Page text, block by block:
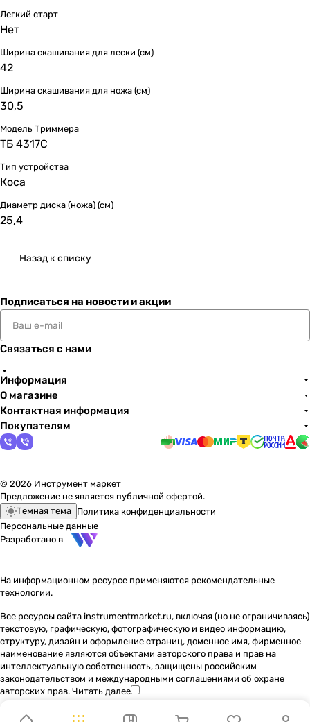
Легкий старт
Нет
Ширина скашивания для лески (см)
42
Ширина скашивания для ножа (см)
30,5
Модель Триммера
ТБ 4317С
Тип устройства
Коса
Диаметр диска (ножа) (см)
25,4
Назад к списку
Подписаться на новости и акции
Связаться с нами
Информация
О магазине
Контактная информация
Покупателям
© 2026 Инструмент маркет
Предложение не является публичной офертой.
Темная тема Политика конфиденциальности
Персональные данные
Разработано в
На информационном ресурсе применяются рекомендательные
технологии.
Все ресурсы сайта instrumentmarket.ru, включая (но не ограничиваясь)
текстовую, графическую, фотографическую и видео информацию,
структуру, дизайн и оформление страниц, доменное имя, фирменное
наименование являются объектами авторского права и прав на
интеллектуальную собственность, защищены российским
законодательством и международными соглашениями об охране
авторских прав. Читать далее